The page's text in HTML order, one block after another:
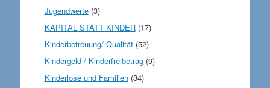
Jugendwerte(3)
KAPITAL STATT KINDER(17)
Kinderbetreuung/-Qualität(52)
Kindergeld / Kinderfreibetrag(9)
Kinderlose und Familien(34)